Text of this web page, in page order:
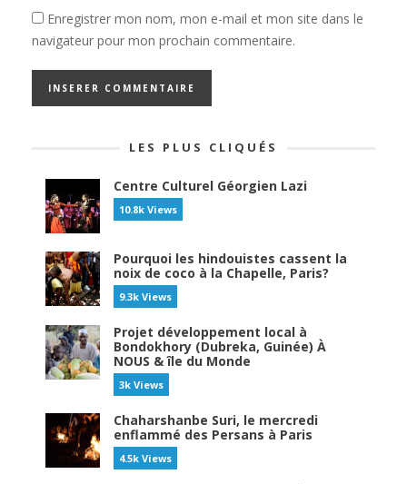
Enregistrer mon nom, mon e-mail et mon site dans le
navigateur pour mon prochain commentaire.
LES PLUS CLIQUÉS
Centre Culturel Géorgien Lazi
10.8k Views
Pourquoi les hindouistes cassent la
noix de coco à la Chapelle, Paris?
9.3k Views
Projet développement local à
Bondokhory (Dubreka, Guinée) À
NOUS & île du Monde
3k Views
Chaharshanbe Suri, le mercredi
enflammé des Persans à Paris
4.5k Views